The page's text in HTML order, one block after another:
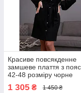
Красиве повсякденне
замшеве плаття з
42-48 розміру чорне
1 305 ₴ 1 450 ₴